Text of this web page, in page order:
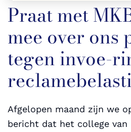
Praat met
mee over ons
tegen invoe-
Afgelopen maand zijn we
bericht dat het college van